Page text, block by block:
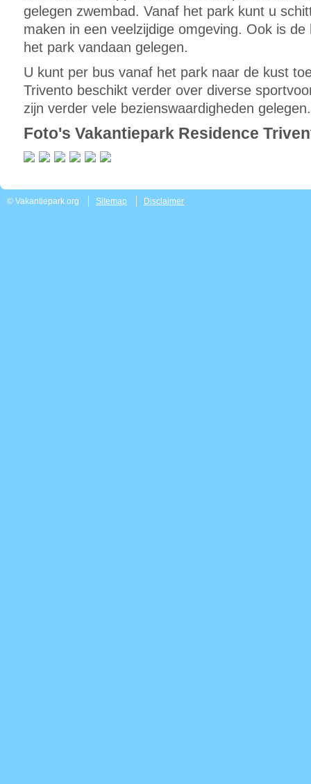
gelegen zwembad. Vanaf het park kunt u
maken in een veelzijdige omgeving. Ook is
het park vandaan gelegen.
U kunt per bus vanaf het park naar de kust
Trivento beschikt verder over diverse
zijn verder vele bezienswaardigheden gelegen.
Foto's Vakantiepark Residence
© Vakantiepark.org Sitemap Disclaimer